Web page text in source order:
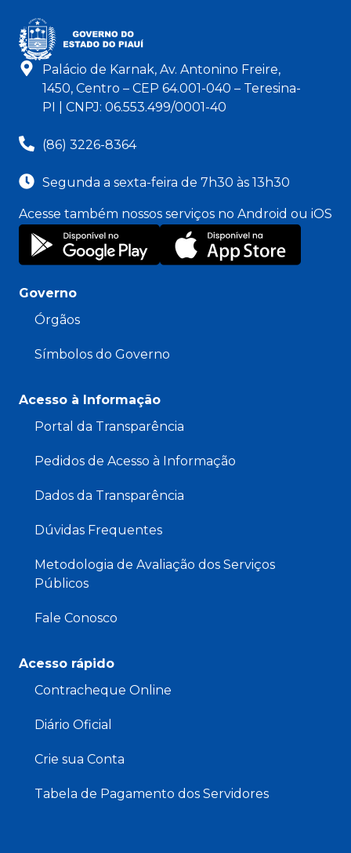
Palácio de Karnak, Av. Antonino Freire,
1450, Centro – CEP 64.001-040 – Teresina-
PI | CNPJ: 06.553.499/0001-40
(86) 3226-8364
Segunda a sexta-feira de 7h30 às 13h30
Acesse também nossos serviços no Android ou iOS
Governo
Órgãos
Símbolos do Governo
Acesso à Informação
Portal da Transparência
Pedidos de Acesso à Informação
Dados da Transparência
Dúvidas Frequentes
Metodologia de Avaliação dos Serviços
Públicos
Fale Conosco
Acesso rápido
Contracheque Online
Diário Oficial
Crie sua Conta
Tabela de Pagamento dos Servidores